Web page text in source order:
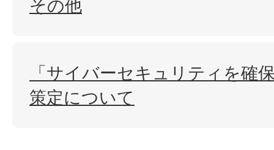
その他
「サイバーセキュリティを確
策定について